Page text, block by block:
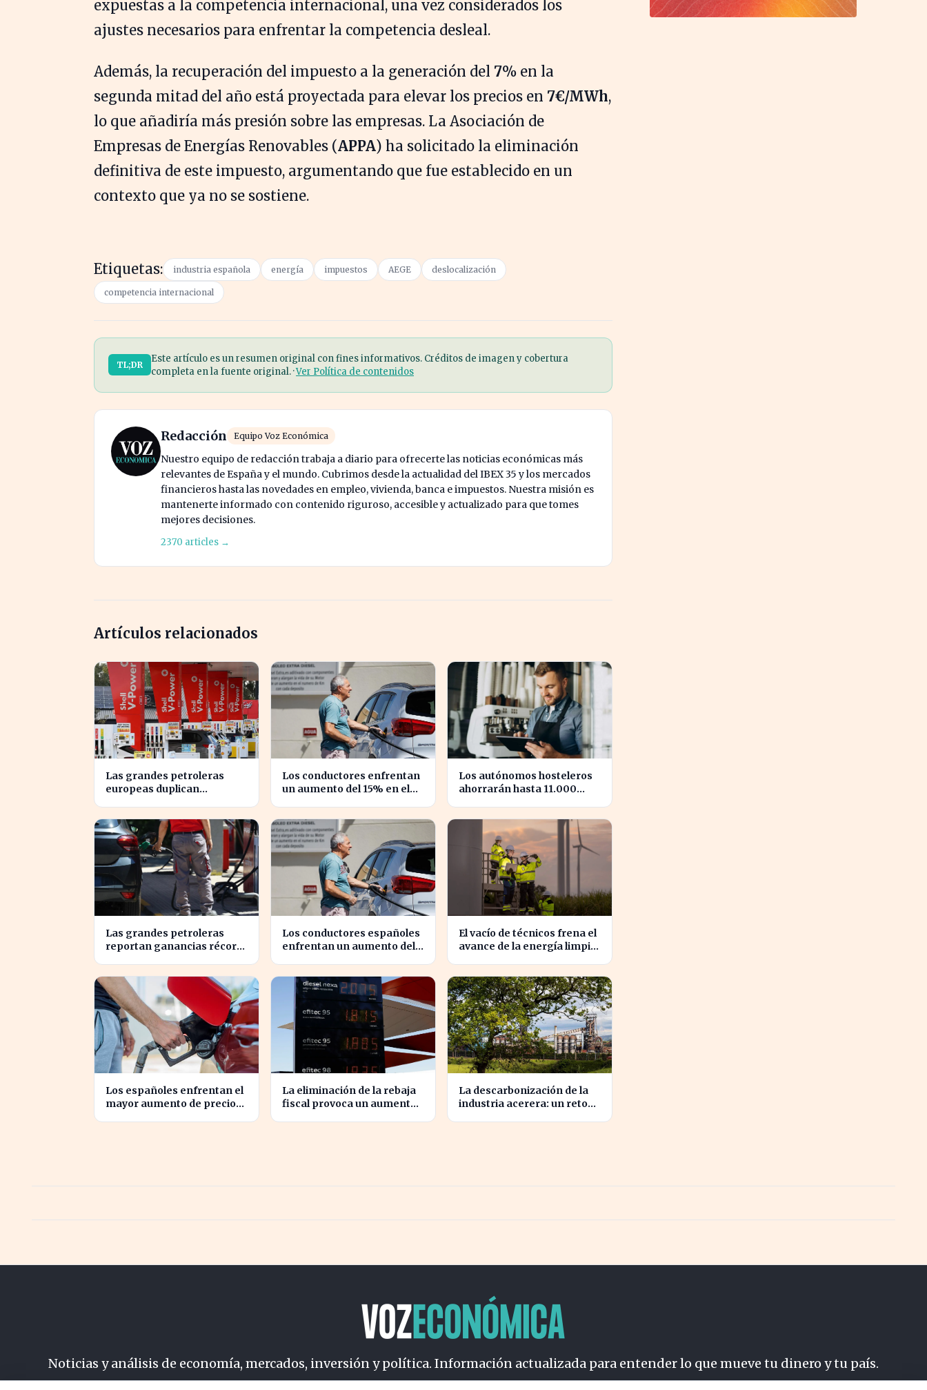
expuestas a la competencia internacional, una vez considerados los
ajustes necesarios para enfrentar la competencia desleal.
Además, la recuperación del impuesto a la generación del 7% en la
segunda mitad del año está proyectada para elevar los precios en 7€/MWh,
lo que añadiría más presión sobre las empresas. La Asociación de
Empresas de Energías Renovables (APPA) ha solicitado la eliminación
definitiva de este impuesto, argumentando que fue establecido en un
contexto que ya no se sostiene.
Etiquetas: industria española energía impuestos AEGE deslocalización
competencia internacional
TL;DR
Este artículo es un resumen original con fines informativos. Créditos de imagen y cobertura
completa en la fuente original. ·Ver Política de contenidos
Redacción Equipo Voz Económica
Nuestro equipo de redacción trabaja a diario para ofrecerte las noticias económicas más
relevantes de España y el mundo. Cubrimos desde la actualidad del IBEX 35 y los mercados
financieros hasta las novedades en empleo, vivienda, banca e impuestos. Nuestra misión es
mantenerte informado con contenido riguroso, accesible y actualizado para que tomes
mejores decisiones.
2370 articles →
Artículos relacionados
Las grandes petroleras
europeas duplican
Los conductores enfrentan
un aumento del 15% en el
Los autónomos hosteleros
ahorrarán hasta 11.000
Las grandes petroleras
reportan ganancias récord
Los conductores españoles
enfrentan un aumento del
El vacío de técnicos frena el
avance de la energía limpia
Los españoles enfrentan el
mayor aumento de precios
La eliminación de la rebaja
fiscal provoca un aumento
La descarbonización de la
industria acerera: un reto
Noticias y análisis de economía, mercados, inversión y política. Información actualizada para entender lo que mueve tu dinero y tu país.